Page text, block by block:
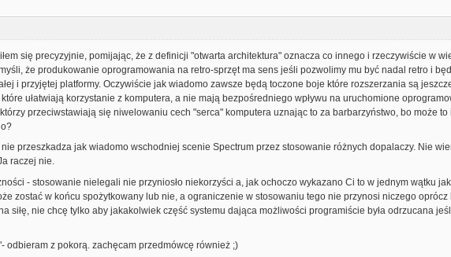
się precyzyjnie, pomijając, że z definicji "otwarta architektura" oznacza co innego i rzeczywiście w
że produkowanie oprogramowania na retro-sprzęt ma sens jeśli pozwolimy mu być nadal retro i
i przyjętej platformy. Oczywiście jak wiadomo zawsze będą toczone boje które rozszerzania są
ułatwiają korzystanie z komputera, a nie mają bezpośredniego wpływu na uruchomione
przeciwstawiają się niwelowaniu cech "serca" komputera uznając to za barbarzyństwo, bo może to
przeszkadza jak wiadomo wschodniej scenie Spectrum przez stosowanie różnych dopalaczy. Nie
raczej nie.
- stosowanie nielegali nie przyniosło niekorzyści a, jak ochoczo wykazano Ci to w jednym wątku jak
zostać w końcu spożytkowany lub nie, a ograniczenie w stosowaniu tego nie przynosi niczego oprócz
siłę, nie chcę tylko aby jakakolwiek część systemu dająca możliwości programiście była odrzucana
odbieram z pokorą. zachęcam przedmówcę również ;)